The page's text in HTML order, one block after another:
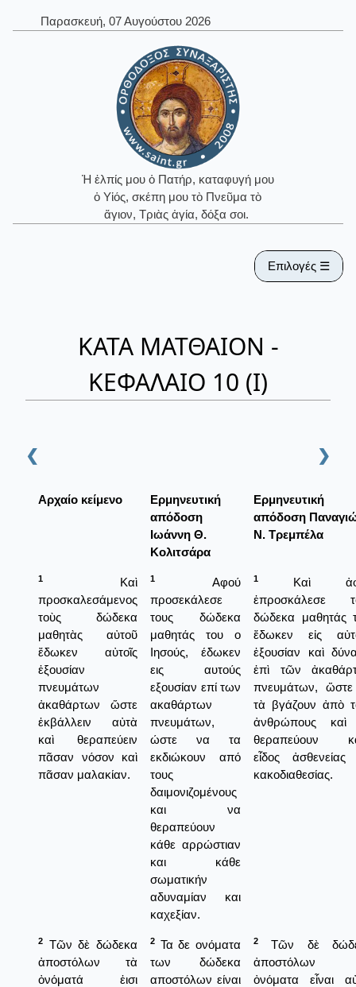
Παρασκευή, 07 Αυγούστου 2026
Ἡ ἐλπίς μου ὁ Πατήρ, καταφυγή μου
ὁ Υἱός, σκέπη μου τὸ Πνεῦμα τὸ
ἅγιον, Τριὰς ἁγία, δόξα σοι.
Επιλογές ☰
ΚΑΤΑ ΜΑΤΘΑΙΟΝ -
ΚΕΦΑΛΑΙΟ 10 (Ι)
❮ ❯
Αρχαίο κείμενο
Ερμηνευτική
απόδοση
Ιωάννη Θ.
Κολιτσάρα
Ερμηνευτική
απόδοση
Ν. Τρεμπέλα
1
Καὶ
προσκαλεσάμενος
τοὺς δώδεκα
μαθητὰς αὐτοῦ
ἔδωκεν αὐτοῖς
ἐξουσίαν
πνευμάτων
ἀκαθάρτων ὥστε
ἐκβάλλειν αὐτὰ
καὶ θεραπεύειν
πᾶσαν νόσον καὶ
πᾶσαν μαλακίαν.
1
Αφού
προσεκάλεσε
τους δώδεκα
μαθητάς του ο
Ιησούς, έδωκεν
εις αυτούς
εξουσίαν επί των
ακαθάρτων
πνευμάτων,
ώστε να τα
εκδιώκουν από
τους
δαιμονιζομένους
και να
θεραπεύουν
κάθε αρρώστιαν
και κάθε
σωματικήν
αδυναμίαν και
καχεξίαν.
1
Καὶ
ἐπροσκάλεσε
δώδεκα μαθητάς
ἔδωκεν εἰς
ἐξουσίαν καὶ
ἐπὶ τῶν
πνευμάτων,
τὰ βγάζουν ἀπὸ
ἀνθρώπους καὶ
θεραπεύουν
εἶδος ἀσθενείας
κακοδιαθεσίας.
2
Τῶν δὲ δώδεκα
ἀποστόλων τὰ
ὀνόματά ἐισι
2 Τα δε ονόματα
των δώδεκα
αποστόλων είναι
2
Τῶν δὲ
ἀποστόλων
ὀνόματα εἶναι